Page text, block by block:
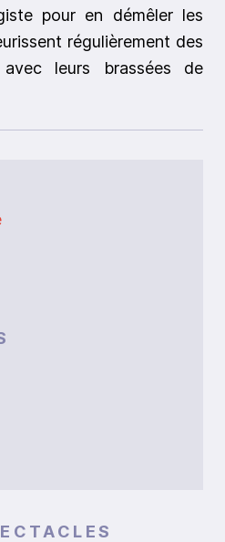
pour en démêler les
régulièrement des
avec leurs brassées de